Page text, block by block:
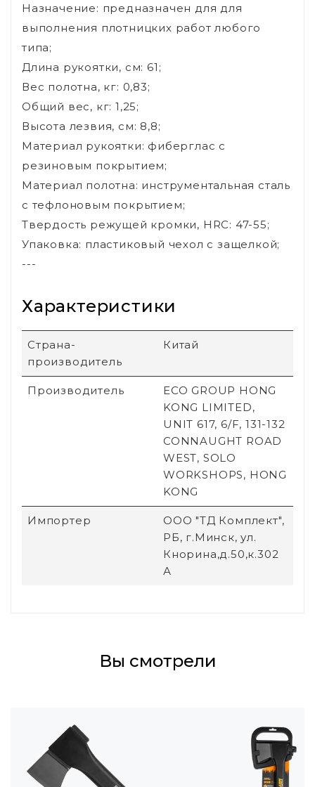
Назначение: предназначен для для
выполнения плотницких работ любого
типа;
Длина рукоятки, см: 61;
Вес полотна, кг: 0,83;
Общий вес, кг: 1,25;
Высота лезвия, см: 8,8;
Материал рукоятки: фиберглас с
резиновым покрытием;
Материал полотна: инструментальная сталь
с тефлоновым покрытием;
Твердость режущей кромки, HRC: 47-55;
Упаковка: пластиковый чехол с защелкой;
---
Характеристики
Страна-
производитель
Китай
Производитель
ECO GROUP HONG
KONG LIMITED,
UNIT 617, 6/F, 131-132
CONNAUGHT ROAD
WEST, SOLO
WORKSHOPS, HONG
KONG
Импортер
ООО "ТД Комплект",
РБ, г.Минск, ул.
Кнорина,д.50,к.302
А
Вы смотрели